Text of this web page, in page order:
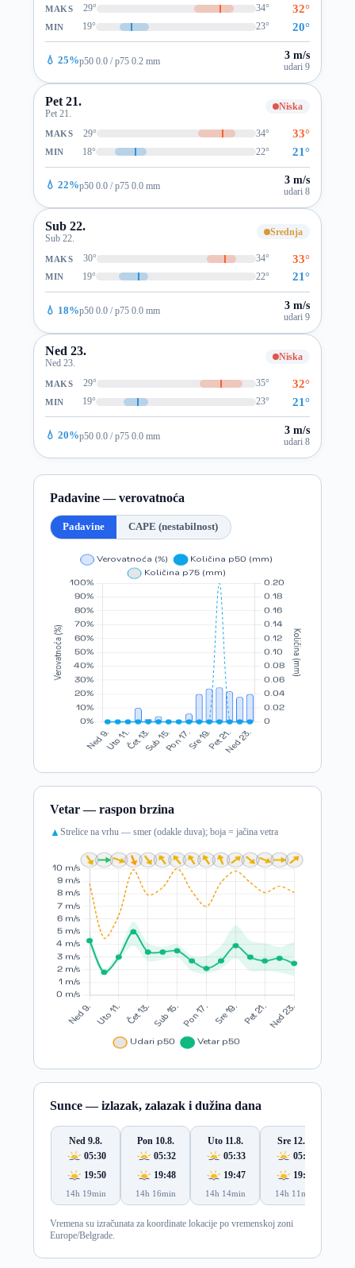
MAKS 29° 34° 32°
MIN 19° 23° 20°
💧 25%p50 0.0 / p75 0.2 mm 3 m/s
udari 9
Pet 21.
Pet 21.
Niska
MAKS 29° 34° 33°
MIN 18° 22° 21°
💧 22%p50 0.0 / p75 0.0 mm 3 m/s
udari 8
Sub 22.
Sub 22.
Srednja
MAKS 30° 34° 33°
MIN 19° 22° 21°
💧 18%p50 0.0 / p75 0.0 mm 3 m/s
udari 9
Ned 23.
Ned 23.
Niska
MAKS 29° 35° 32°
MIN 19° 23° 21°
💧 20%p50 0.0 / p75 0.0 mm 3 m/s
udari 8
Padavine — verovatnoća
Padavine CAPE (nestabilnost)
Vetar — raspon brzina
▲ Strelice na vrhu — smer (odakle duva); boja = jačina vetra
Sunce — izlazak, zalazak i dužina dana
Ned 9.8.
05:30
19:50
14h 19min
Pon 10.8.
05:32
19:48
14h 16min
Uto 11.8.
05:33
19:47
14h 14min
Sre 12.8.
05:34
19:46
14h 11min
Vremena su izračunata za koordinate lokacije po vremenskoj zoni
Europe/Belgrade.